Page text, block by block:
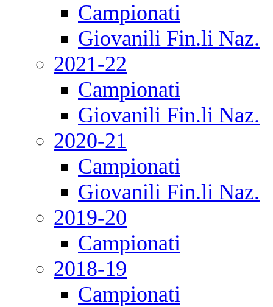
Campionati
Giovanili Fin.li Naz.
2021-22
Campionati
Giovanili Fin.li Naz.
2020-21
Campionati
Giovanili Fin.li Naz.
2019-20
Campionati
2018-19
Campionati